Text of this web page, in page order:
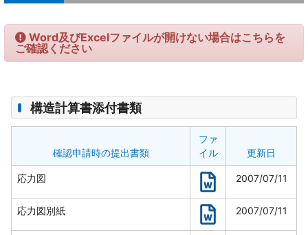
す
Word及びExcelファイルが開けない場合はこちらを
ご確認ください
構造計算書添付書類
確認申請時の提出書類
ファ
イル
更新日
応力図 2007/07/11
応力図別紙 2007/07/11